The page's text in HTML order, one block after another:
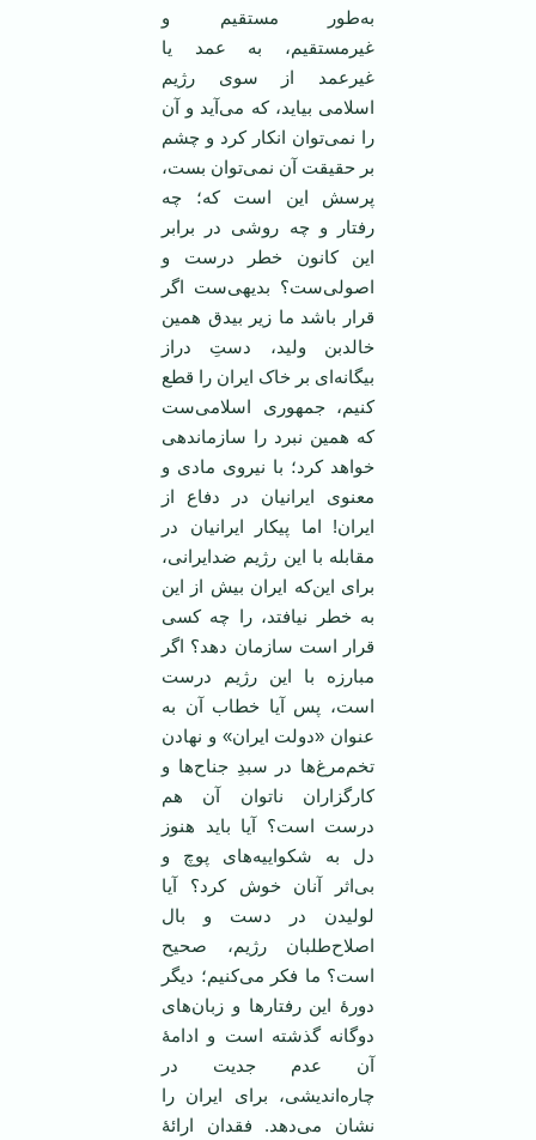
به‌طور مستقیم و
غیرمستقیم، به عمد یا
غیرعمد از سوی رژیم
اسلامی بیاید، که می‌آید و آن
را نمی‌توان انکار کرد و چشم
بر حقیقت آن نمی‌توان بست،
پرسش این است که؛ چه
رفتار و چه روشی در برابر
این کانون خطر درست و
اصولی‌ست؟ بدیهی‌ست اگر
قرار باشد ما زیر بیدق همین
خالدبن ولید، دستِ دراز
بیگانه‌ای بر خاک ایران را قطع
کنیم، جمهوری اسلامی‌ست
که همین نبرد را سازماندهی
خواهد کرد؛ با نیروی مادی و
معنوی ایرانیان در دفاع از
ایران! اما پیکار ایرانیان در
مقابله با این رژیم ضدایرانی،
برای این‌که ایران بیش از این
به خطر نیافتد، را چه کسی
قرار است سازمان دهد؟ اگر
مبارزه با این رژیم درست
است، پس آیا خطاب آن به
عنوان «دولت ایران» و نهادن
تخم‌مرغ‌ها در سبدِ جناح‌ها و
کارگزاران ناتوان آن هم
درست است؟ آیا باید هنوز
دل به شکواییه‌های پوچ و
بی‌اثر آنان خوش کرد؟ آیا
لولیدن در دست و بال
اصلاح‌طلبان رژیم، صحیح
است؟ ما فکر می‌کنیم؛ دیگر
دورۀ این رفتارها و زبان‌های
دوگانه گذشته است و ادامۀ
آن عدم جدیت در
چاره‌اندیشی، برای ایران را
نشان می‌دهد. فقدان ارائۀ